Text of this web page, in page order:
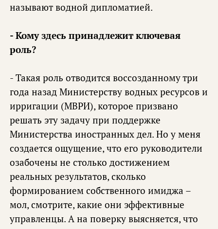
называют водной дипломатией.
- Кому здесь принадлежит ключевая
роль?
- Такая роль отводится воссозданному три
года назад Министерству водных ресурсов и
ирригации (МВРИ), которое призвано
решать эту задачу при поддержке
Министерства иностранных дел. Но у меня
создается ощущение, что его руководители
озабочены не столько достижением
реальных результатов, сколько
формированием собственного имиджа –
мол, смотрите, какие они эффективные
управленцы. А на поверку выясняется, что